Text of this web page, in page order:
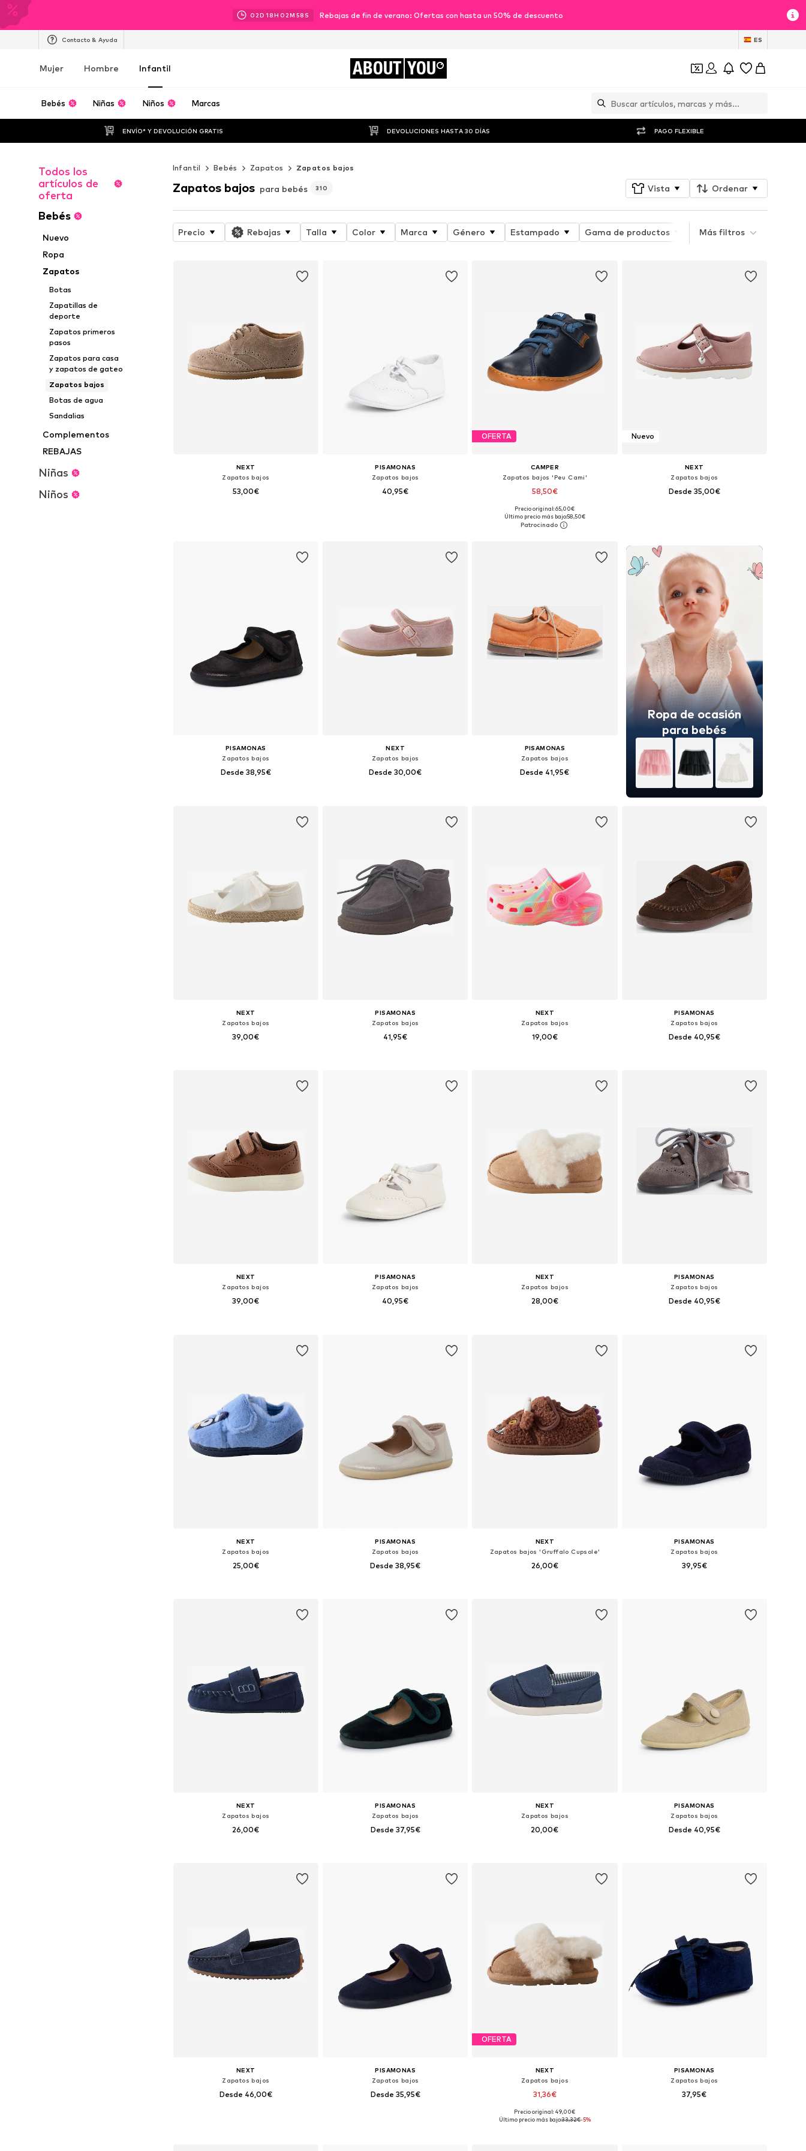
02D 18H 02M 56 S Rebajas de fin de verano: Ofertas con hasta un 50% de descuento
Contacto & Ayuda ES
Mujer Hombre Infantil ABOUT YOU
Bebés Niñas Niños Marcas
ENVÍO* Y DEVOLUCIÓN GRATIS DEVOLUCIONES HASTA 30 DÍAS PAGO FLEXIBLE
Todos los
artículos de
oferta
Bebés
Nuevo
Ropa
Zapatos
Botas
Zapatillas de
deporte
Zapatos primeros
pasos
Zapatos para casa
y zapatos de gateo
Zapatos bajos
Botas de agua
Sandalias
Complementos
REBAJAS
Niñas
Niños
Infantil Bebés Zapatos Zapatos bajos
Zapatos bajos para bebés 310 Vista Ordenar
Precio Rebajas Talla Color Marca Género Estampado Gama de productos Material
Más filtros
NEXT
Zapatos bajos
53,00€
PISAMONAS
Zapatos bajos
40,95€
OFERTA
CAMPER
Zapatos bajos 'Peu Cami'
58,50€
Tallas disponibles: 21, 22, 23, 24, 25
Añadir a la cesta
Precio original: 65,00€
Último precio más bajo:58,50€
Nuevo
NEXT
Zapatos bajos
Desde 35,00€
PISAMONAS
Zapatos bajos
Desde 38,95€
NEXT
Zapatos bajos
Desde 30,00€
PISAMONAS
Zapatos bajos
Desde 41,95€
Ropa de ocasión
para bebés
NEXT
Zapatos bajos
39,00€
PISAMONAS
Zapatos bajos
41,95€
NEXT
Zapatos bajos
19,00€
PISAMONAS
Zapatos bajos
Desde 40,95€
NEXT
Zapatos bajos
39,00€
PISAMONAS
Zapatos bajos
40,95€
NEXT
Zapatos bajos
28,00€
PISAMONAS
Zapatos bajos
Desde 40,95€
NEXT
Zapatos bajos
25,00€
PISAMONAS
Zapatos bajos
Desde 38,95€
NEXT
Zapatos bajos 'Gruffalo Cupsole'
26,00€
PISAMONAS
Zapatos bajos
39,95€
NEXT
Zapatos bajos
26,00€
PISAMONAS
Zapatos bajos
Desde 37,95€
NEXT
Zapatos bajos
20,00€
PISAMONAS
Zapatos bajos
Desde 40,95€
NEXT
Zapatos bajos
Desde 46,00€
PISAMONAS
Zapatos bajos
Desde 35,95€
OFERTA
NEXT
Zapatos bajos
31,36€
Disponible en muchas tallas
Precio original: 49,00€
Último precio más bajo:33,32€-5%
PISAMONAS
Zapatos bajos
37,95€